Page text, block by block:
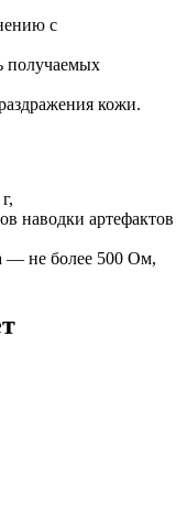
с
получаемых
кожи.
наводки артефактов
— не более 500 Ом,